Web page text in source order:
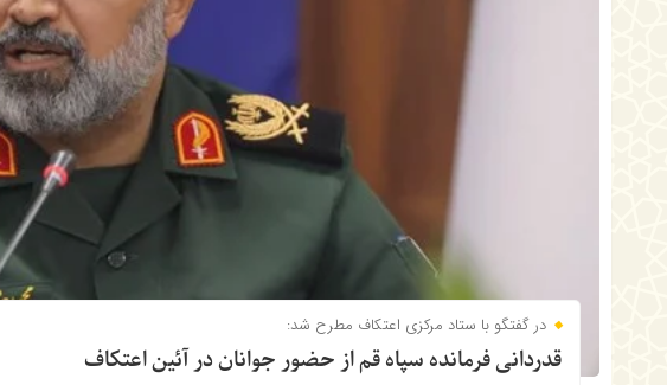
در گفتگو با ستاد مرکزی اعتکاف مطرح شد:
قدردانی فرمانده سپاه قم از حضور جوانان در آئین اعتکاف